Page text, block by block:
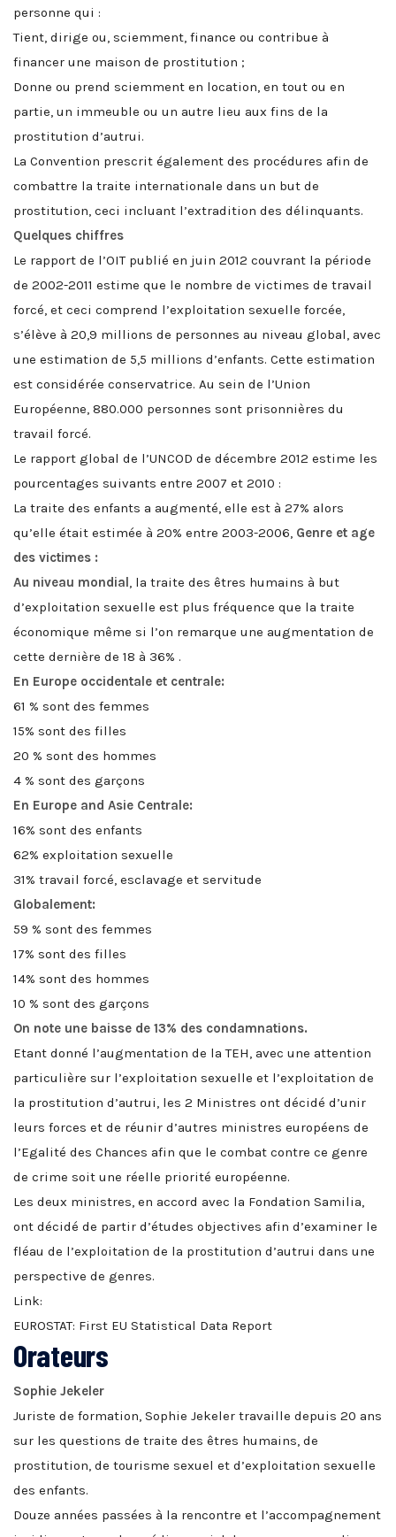
personne qui :
Tient, dirige ou, sciemment, finance ou contribue à
financer une maison de prostitution ;
Donne ou prend sciemment en location, en tout ou en
partie, un immeuble ou un autre lieu aux fins de la
prostitution d’autrui.
La Convention prescrit également des procédures afin de
combattre la traite internationale dans un but de
prostitution, ceci incluant l’extradition des délinquants.
Quelques chiffres
Le rapport de l’OIT publié en juin 2012 couvrant la période
de 2002-2011 estime que le nombre de victimes de travail
forcé, et ceci comprend l’exploitation sexuelle forcée,
s’élève à 20,9 millions de personnes au niveau global, avec
une estimation de 5,5 millions d’enfants. Cette estimation
est considérée conservatrice. Au sein de l’Union
Européenne, 880.000 personnes sont prisonnières du
travail forcé.
Le rapport global de l’UNCOD de décembre 2012 estime les
pourcentages suivants entre 2007 et 2010 :
La traite des enfants a augmenté, elle est à 27% alors
qu’elle était estimée à 20% entre 2003-2006, Genre et age
des victimes :
Au niveau mondial, la traite des êtres humains à but
d’exploitation sexuelle est plus fréquence que la traite
économique même si l’on remarque une augmentation de
cette dernière de 18 à 36% .
En Europe occidentale et centrale:
61 % sont des femmes
15% sont des filles
20 % sont des hommes
4 % sont des garçons
En Europe and Asie Centrale:
16% sont des enfants
62% exploitation sexuelle
31% travail forcé, esclavage et servitude
Globalement:
59 % sont des femmes
17% sont des filles
14% sont des hommes
10 % sont des garçons
On note une baisse de 13% des condamnations.
Etant donné l’augmentation de la TEH, avec une attention
particulière sur l’exploitation sexuelle et l’exploitation de
la prostitution d’autrui, les 2 Ministres ont décidé d’unir
leurs forces et de réunir d’autres ministres européens de
l’Egalité des Chances afin que le combat contre ce genre
de crime soit une réelle priorité européenne.
Les deux ministres, en accord avec la Fondation Samilia,
ont décidé de partir d’études objectives afin d’examiner le
fléau de l’exploitation de la prostitution d’autrui dans une
perspective de genres.
Link:
EUROSTAT: First EU Statistical Data Report
Orateurs
Sophie Jekeler
Juriste de formation, Sophie Jekeler travaille depuis 20 ans
sur les questions de traite des êtres humains, de
prostitution, de tourisme sexuel et d’exploitation sexuelle
des enfants.
Douze années passées à la rencontre et l’accompagnement